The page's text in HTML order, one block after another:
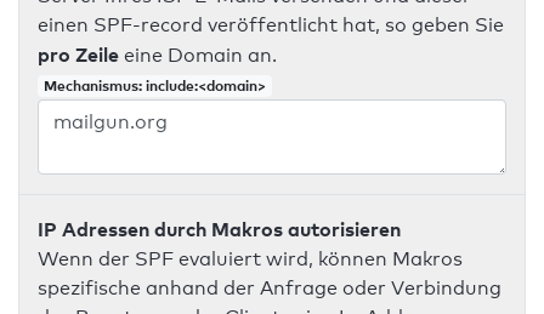
einen SPF-record veröffentlicht hat, so geben Sie
pro Zeile eine Domain an.
Mechanismus: include:<domain>
IP Adressen durch Makros autorisieren
Wenn der SPF evaluiert wird, können Makros
spezifische anhand der Anfrage oder Verbindung